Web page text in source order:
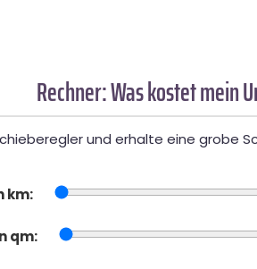
Rechner: Was kostet mein
und erhalte eine grobe
km:
qm: